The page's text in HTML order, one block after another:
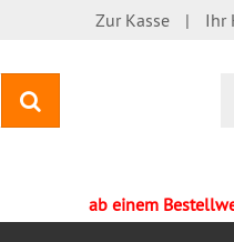
Zur Kasse Ihr
ab einem Bestellwert